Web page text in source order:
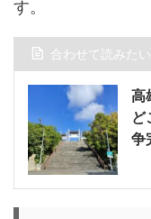
す。
合わせて読みたい
高
ど
争